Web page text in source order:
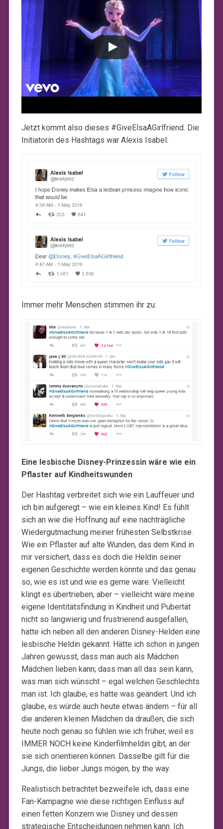
Jetzt kommt also dieses #GiveElsaAGirlfriend. Die
Initiatorin des Hashtags war Alexis Isabel:
Immer mehr Menschen stimmen ihr zu:
Eine lesbische Disney-Prinzessin wäre wie ein
Pflaster auf Kindheitswunden
Der Hashtag verbreitet sich wie ein Lauffeuer und
ich bin aufgeregt – wie ein kleines Kind! Es fühlt
sich an wie die Hoffnung auf eine nachträgliche
Wiedergutmachung meiner frühesten Selbstkrise.
Wie ein Pflaster auf alte Wunden, das dem Kind in
mir versichert, dass es doch die Heldin seiner
eigenen Geschichte werden könnte und das genau
so, wie es ist und wie es gerne wäre. Vielleicht
klingt es übertrieben, aber – vielleicht wäre meine
eigene Identitätsfindung in Kindheit und Pubertät
nicht so langwierig und frustrierend ausgefallen,
hätte ich neben all den anderen Disney-Helden eine
lesbische Heldin gekannt. Hätte ich schon in jungen
Jahren gewusst, dass man auch als Mädchen
Mädchen lieben kann; dass man all das sein kann,
was man sich wünscht – egal welchen Geschlechts
man ist. Ich glaube, es hätte was geändert. Und ich
glaube, es würde auch heute etwas ändern – für all
die anderen kleinen Mädchen da draußen, die sich
heute noch genau so fühlen wie ich früher, weil es
IMMER NOCH keine Kinderfilmheldin gibt, an der
sie sich orientieren können. Dasselbe gilt für die
Jungs, die lieber Jungs mögen, by the way.
Realistisch betrachtet bezweifele ich, dass eine
Fan-Kampagne wie diese richtigen Einfluss auf
einen fetten Konzern wie Disney und dessen
strategische Entscheidungen nehmen kann. Ich